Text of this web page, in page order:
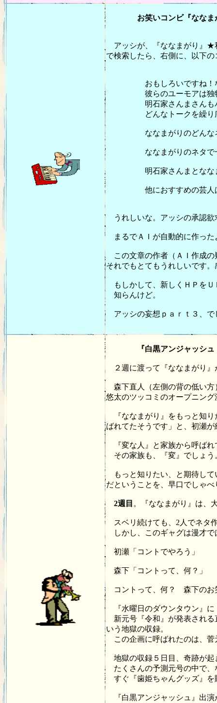
お笑いコンビ『ななまが
アッシが、『ななまがり』★
で検索したら、右側に、以下
おもしろいですね！なな
彼らのユーモアは独特で
明石家さんまさんもパラ
どんなトークを繰り広げ
ななまがりのどんなネ
ななまがりのネタで一番
明石家さんまとななまが
他におすすめの芸人は
うれしいな。アッシの承認欲
まるでＡＩが自動的に作った
この文章の作者（ＡＩ作成の
それでもとてもうれしいです
もしかして、新しくＨＰをＵ
知らんけど。
アッシの妄想ｐａｒｔ３、で
『白黒アンジャッシュ：
２週に渡って『ななまがり』
森下直人（左側の背の低い方
悠太のツッコミのオープニン
『ななまがり』をもっと知り
ばれてたそうです」と、初瀬が
『変な人』と家族から呼ばれ
その家族も、『変』でしょう
もっと知りたい、と期待して
だということを、早口でしゃ
2週目 。『ななまがり』は、
スベリ続けても、2人でネタ
しかし、このギャグは漫才で
初瀬「コントでやろう」
森下「コントって、何？」
コントって、何？ 森下のお
『水曜日のダウンタウン』に
新元号『令和』が発表される
いう地獄の収録。
この企画に呼ばれたのは、菅
地獄の収録５日目、奇跡が起
たくさんの予測元号の中で、
すぐ『歯姫ちゃんグッズ』を
『白黒アンジャッシュ』出演